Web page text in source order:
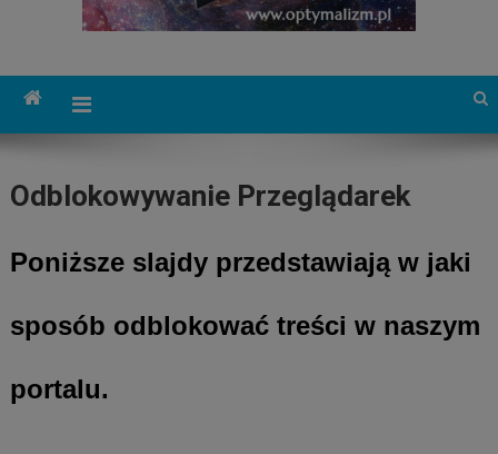
Odblokowywanie Przeglądarek
Poniższe slajdy przedstawiają w jaki
sposób odblokować treści w naszym
portalu.